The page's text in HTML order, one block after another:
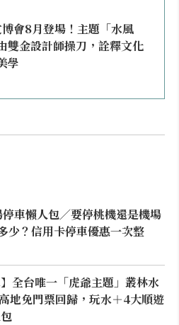
會8月登場！主題「水風
雙金設計師操刀，詮釋文化
學
車懶人包／要停桃機還是機場
少？信用卡停車優惠一次整
】全台唯一「虎爺主題」叢林水
地免門票回歸，玩水＋4大順遊